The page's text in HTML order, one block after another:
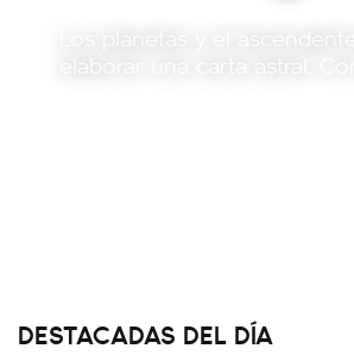
elaborar una carta astral.
DESTACADAS DEL DÍA